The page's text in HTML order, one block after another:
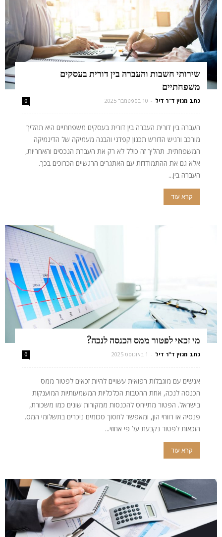
שירותי חשבות והעברה בין דורית בעסקים
משפחתיים
כתב מגזין ד"ר דיל - 10 בספטמבר 2025 0
העברה בין דורית העברה בין דורית בעסקים משפחתיים היא תהליך
מורכב ורגיש הדורש תכנון קפדני והבנה מעמיקה של הדינמיקה
המשפחתית. תהליך זה כולל לא רק את העברת הנכסים והאחריות,
אלא גם את ההתמודדות עם האתגרים הרגשיים הכרוכים בכך.
העברה בין...
קרא עוד
מי זכאי לפטור ממס הכנסה לנכה?
כתב מגזין ד"ר דיל - 1 באוגוסט 2025 0
אנשים עם מוגבלות רפואית עשויים להיות זכאים לפטור ממס
הכנסה לנכה, אחת ההטבות הכלכליות המשמעותיות המוענקות
בישראל. הפטור מתייחס להכנסות ממקורות שונים כמו משכורת,
פנסיה או רווחי הון, ומאפשר לחסוך סכומים ניכרים בתשלומי המס.
הזכאות לפטור נקבעת על פי אחוזי...
קרא עוד